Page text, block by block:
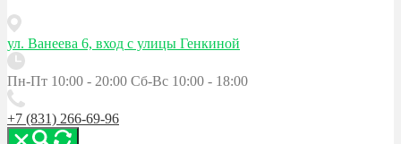
ул. Ванеева 6, вход с улицы Генкиной
Пн-Пт 10:00 - 20:00 Сб-Вс 10:00 - 18:00
+7 (831) 266-69-96